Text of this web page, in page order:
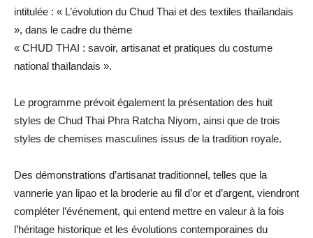
intitulée : « L’évolution du Chud Thai et des textiles thaïlandais
», dans le cadre du thème
« CHUD THAI : savoir, artisanat et pratiques du costume
national thaïlandais ».
Le programme prévoit également la présentation des huit
styles de Chud Thai Phra Ratcha Niyom, ainsi que de trois
styles de chemises masculines issus de la tradition royale.
Des démonstrations d’artisanat traditionnel, telles que la
vannerie yan lipao et la broderie au fil d’or et d’argent, viendront
compléter l’événement, qui entend mettre en valeur à la fois
l’héritage historique et les évolutions contemporaines du